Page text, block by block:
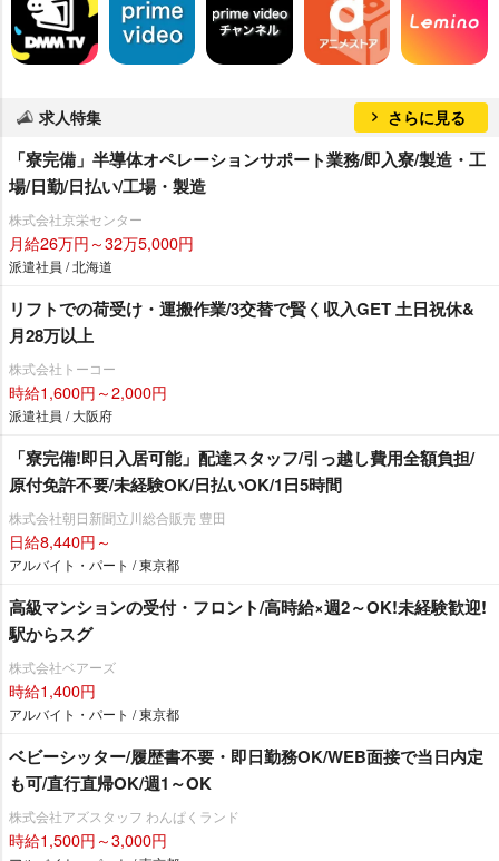
求人特集 さらに見る
「寮完備」半導体オペレーションサポート業務/即入寮/製造・工
場/日勤/日払い/工場・製造
株式会社京栄センター
月給26万円～32万5,000円
派遣社員 / 北海道
リフトでの荷受け・運搬作業/3交替で賢く収入GET 土日祝休&
月28万以上
株式会社トーコー
時給1,600円～2,000円
派遣社員 / 大阪府
「寮完備!即日入居可能」配達スタッフ/引っ越し費用全額負担/
原付免許不要/未経験OK/日払いOK/1日5時間
株式会社朝日新聞立川総合販売 豊田
日給8,440円～
アルバイト・パート / 東京都
高級マンションの受付・フロント/高時給×週2～OK!未経験歓迎!
駅からスグ
株式会社ベアーズ
時給1,400円
アルバイト・パート / 東京都
ベビーシッター/履歴書不要・即日勤務OK/WEB面接で当日内定
も可/直行直帰OK/週1～OK
株式会社アズスタッフ わんぱくランド
時給1,500円～3,000円